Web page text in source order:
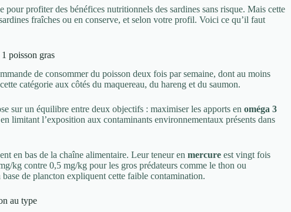
pour profiter des bénéfices nutritionnels des sardines sans risque. Mais cette
fraîches ou en conserve, et selon votre profil. Voici ce qu’il faut
poisson gras
de consommer du poisson deux fois par semaine, dont au moins
catégorie aux côtés du maquereau, du hareng et du saumon.
sur un équilibre entre deux objectifs : maximiser les apports en oméga 3
limitant l’exposition aux contaminants environnementaux présents dans
en bas de la chaîne alimentaire. Leur teneur en mercure est vingt fois
kg contre 0,5 mg/kg pour les gros prédateurs comme le thon ou
de plancton expliquent cette faible contamination.
au type